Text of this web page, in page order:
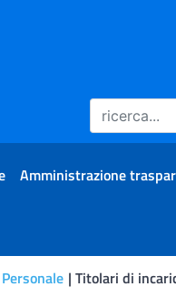
Amministrazione
Personale Titolari di